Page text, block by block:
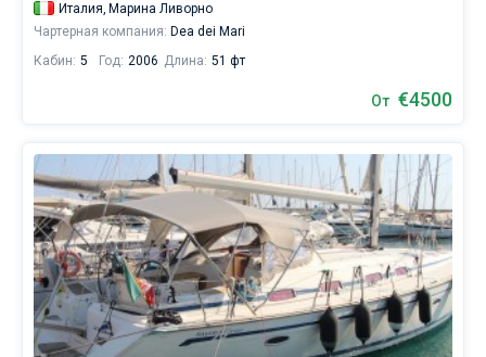
Италия, Марина Ливорно
Чартерная компания: Dea dei Mari
Кабин: 5 Год: 2006 Длина: 51 фт
От €4500